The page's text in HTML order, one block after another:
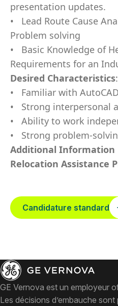
presentation updates.
• Lead Route Cause An
Problem solving
• Basic Knowledge of
Requirements for an I
Desired Characteristics:
• Familiar with AutoCAD
• Strong interpersonal
• Ability to work ind
• Strong problem-solvin
Additional Information
Relocation Assistance
Candidature standard
GE Vernova est un employeur
Les décisions d’embauche